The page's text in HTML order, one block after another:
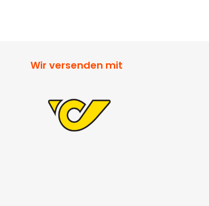
Wir versenden mit